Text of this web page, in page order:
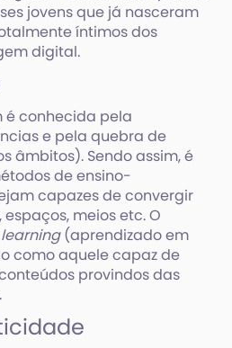
jovens que já nasceram
íntimos dos
digital.
é conhecida pela
e pela quebra de
âmbitos). Sendo assim, é
de ensino-
capazes de convergir
meios etc. O
(aprendizado em
como aquele capaz de
provindos das